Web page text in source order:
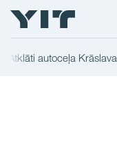
Atklāti autoceļa